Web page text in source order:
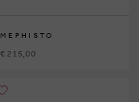
MEPHISTO
€ 215,00